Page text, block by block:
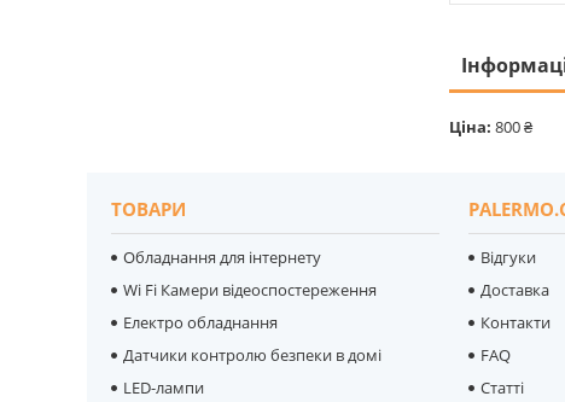
Ціна: 800 ₴
ТОВАРИ
Обладнання для інтернету
Wi Fi Камери відеоспостереження
Електро обладнання
Датчики контролю безпеки в домі
LED-лампи
Відгуки
Доставка
Контакти
FAQ
Статті